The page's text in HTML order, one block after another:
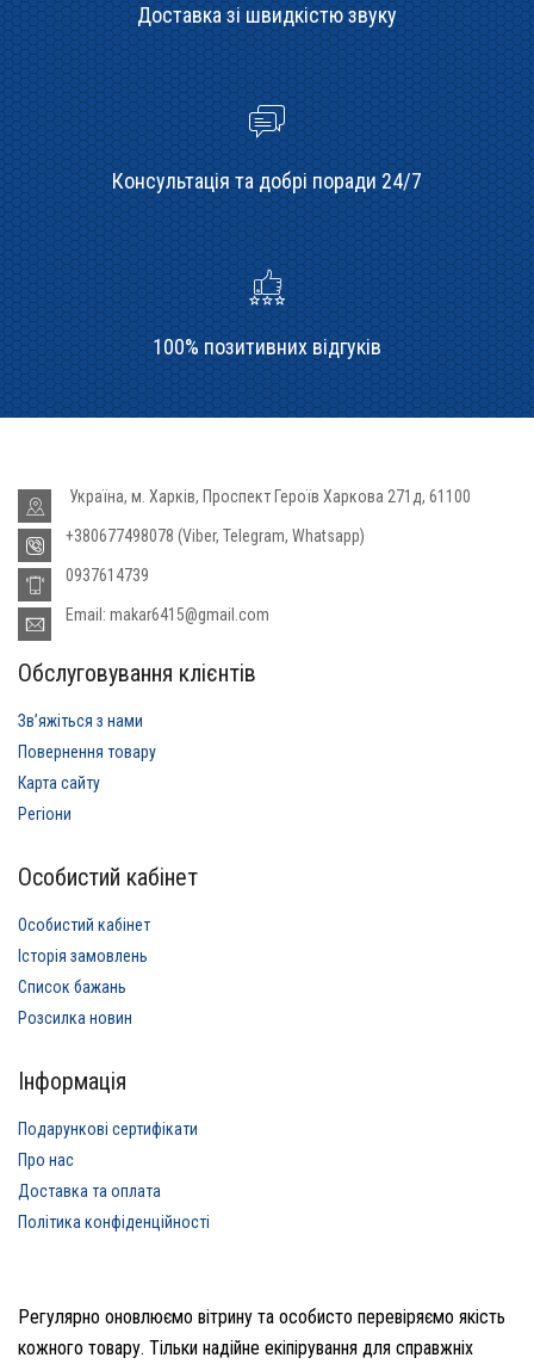
Доставка зі швидкістю звуку
Консультація та добрі поради 24/7
100% позитивних відгуків
Україна, м. Харків, Проспект Героїв Харкова 271д, 61100
+380677498078 (Viber, Telegram, Whatsapp)
0937614739
Email: makar6415@gmail.com
Обслуговування клієнтів
Звʼяжіться з нами
Повернення товару
Карта сайту
Регіони
Особистий кабінет
Особистий кабінет
Історія замовлень
Список бажань
Розсилка новин
Інформація
Подарункові сертифікати
Про нас
Доставка та оплата
Політика конфіденційності
Регулярно оновлюємо вітрину та особисто перевіряємо якість
кожного товару. Тільки надійне екіпірування для справжніх